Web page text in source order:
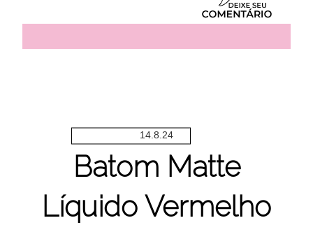
14.8.24
Batom Matte
Líquido Vermelho